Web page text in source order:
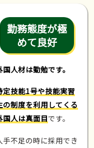
勤務態度が極
めて良好
国人材は勤勉です。
定技能1号や技能実習
の制度を利用してくる
国人は真面目です。
手不足の時に採用でき